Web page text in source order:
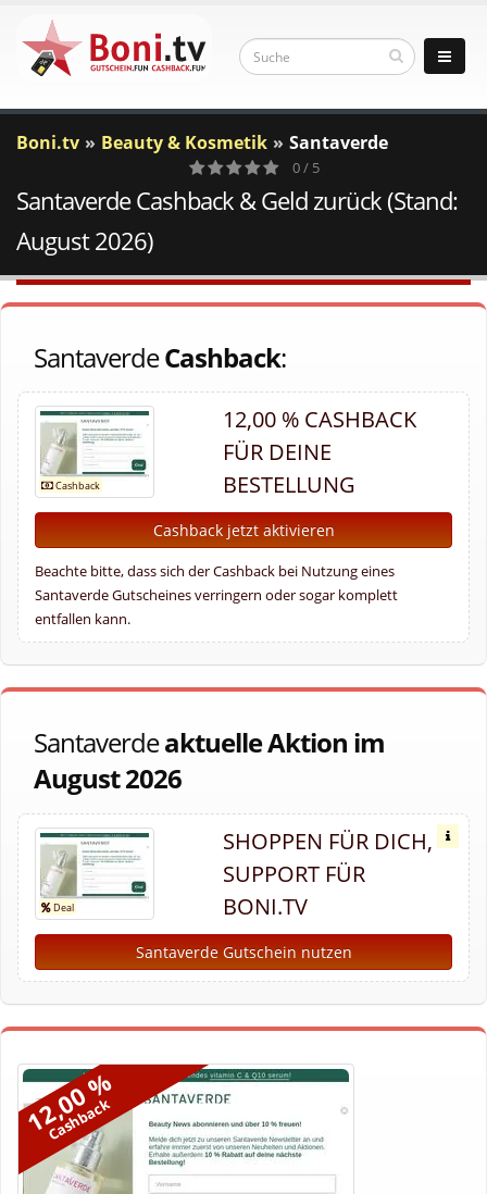
Boni.tv Beauty & Kosmetik Santaverde
0
Votes
0 / 5
Santaverde Cashback & Geld zurück (Stand:
August 2026)
SantaverdeCashback:
12,00 % CASHBACK
FÜR DEINE
BESTELLUNG
Cashback jetzt aktivieren
Beachte bitte, dass sich der Cashback bei Nutzung eines
Santaverde Gutscheines verringern oder sogar komplett
entfallen kann.
Santaverdeaktuelle Aktion im
August 2026
SHOPPEN FÜR DICH,
SUPPORT FÜR
BONI.TV
Santaverde Gutschein nutzen
12,00 %
Cashback